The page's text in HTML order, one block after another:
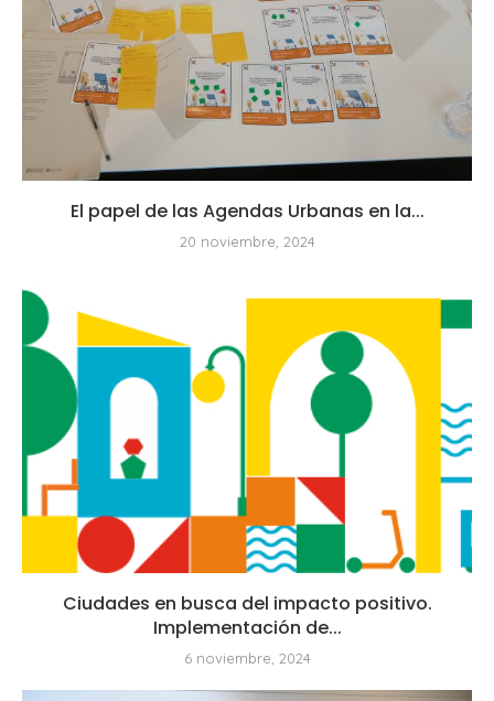
El papel de las Agendas Urbanas en la...
20 noviembre, 2024
Ciudades en busca del impacto positivo.
Implementación de...
6 noviembre, 2024